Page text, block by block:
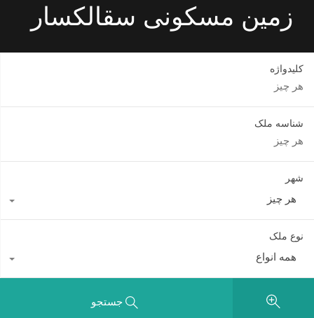
زمین مسکونی سقالکسار
کلیدواژه
شناسه ملک
شهر
هر چیز
نوع ملک
همه انواع
جستجو